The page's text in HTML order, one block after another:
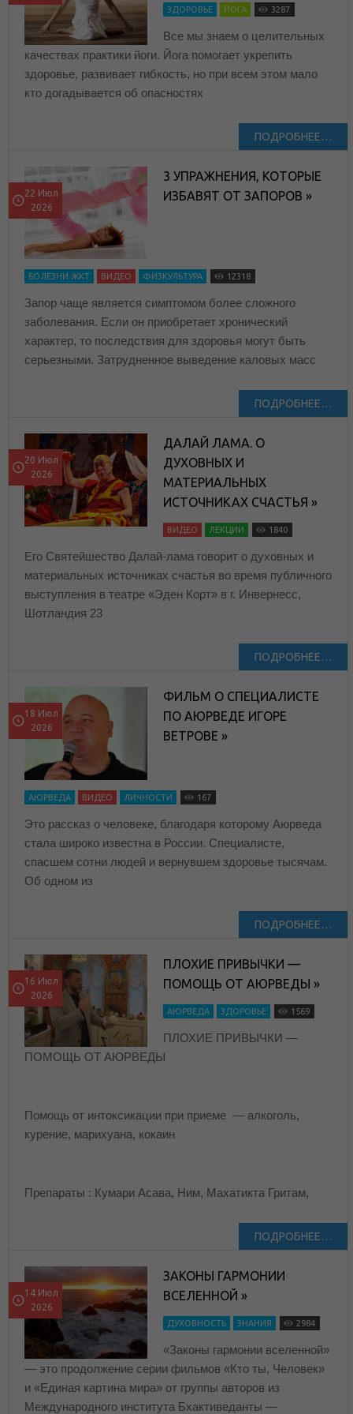
ЗДОРОВЬЕ ЙОГА 3287
Все мы знаем о целительных
качествах практики йоги. Йога помогает укрепить
здоровье, развивает гибкость, но при всем этом мало
кто догадывается об опасностях
ПОДРОБНЕЕ…
22 Июл
2026
3 УПРАЖНЕНИЯ, КОТОРЫЕ
ИЗБАВЯТ ОТ ЗАПОРОВ »
БОЛЕЗНИ ЖКТ ВИДЕО ФИЗКУЛЬТУРА 12318
Запор чаще является симптомом более сложного
заболевания. Если он приобретает хронический
характер, то последствия для здоровья могут быть
серьезными. Затрудненное выведение каловых масс
ПОДРОБНЕЕ…
20 Июл
2026
ДАЛАЙ ЛАМА. О
ДУХОВНЫХ И
МАТЕРИАЛЬНЫХ
ИСТОЧНИКАХ СЧАСТЬЯ »
ВИДЕО ЛЕКЦИИ 1840
Его Святейшество Далай-лама говорит о духовных и
материальных источниках счастья во время публичного
выступления в театре «Эден Корт» в г. Инвернесс,
Шотландия 23
ПОДРОБНЕЕ…
18 Июл
2026
ФИЛЬМ О СПЕЦИАЛИСТЕ
ПО АЮРВЕДЕ ИГОРЕ
ВЕТРОВЕ »
АЮРВЕДА ВИДЕО ЛИЧНОСТИ 167
Это рассказ о человеке, благодаря которому Аюрведа
стала широко известна в России. Специалисте,
спасшем сотни людей и вернувшем здоровье тысячам.
Об одном из
ПОДРОБНЕЕ…
16 Июл
2026
ПЛОХИЕ ПРИВЫЧКИ —
ПОМОЩЬ ОТ АЮРВЕДЫ »
АЮРВЕДА ЗДОРОВЬЕ 1569
ПЛОХИЕ ПРИВЫЧКИ —
ПОМОЩЬ ОТ АЮРВЕДЫ
Помощь от интоксикации при приеме — алкоголь,
курение, марихуана, кокаин
Препараты : Кумари Асава, Ним, Махатикта Гритам,
ПОДРОБНЕЕ…
14 Июл
2026
ЗАКОНЫ ГАРМОНИИ
ВСЕЛЕННОЙ »
ДУХОВНОСТЬ ЗНАНИЯ 2984
«Законы гармонии вселенной»
— это продолжение серии фильмов «Кто ты, Человек»
и «Единая картина мира» от группы авторов из
Международного института Бхактиведанты —